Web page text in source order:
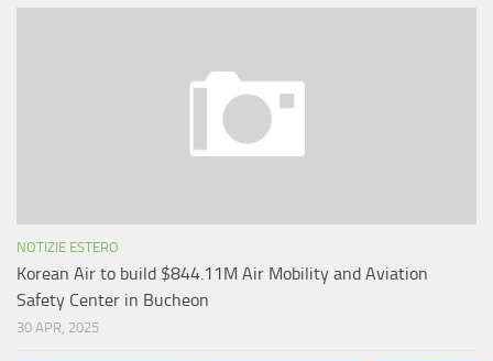
NOTIZIE ESTERO
Korean Air to build $844.11M Air Mobility and Aviation
Safety Center in Bucheon
30 APR, 2025